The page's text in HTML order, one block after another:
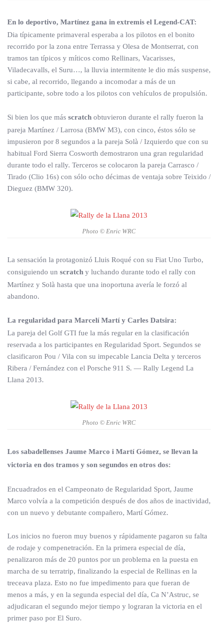
En lo deportivo, Martínez gana in extremis el Legend-CAT:
Dia típicamente primaveral esperaba a los pilotos en el bonito
recorrido por la zona entre Terrassa y Olesa de Montserrat, con
tramos tan típicos y míticos como Rellinars, Vacarisses,
Viladecavalls, el Suru…, la lluvia intermitente le dio más suspense,
si cabe, al recorrido, llegando a incomodar a más de un
participante, sobre todo a los pilotos con vehículos de propulsión.
Si bien los que más scratch obtuvieron durante el rally fueron la
pareja Martínez / Larrosa (BMW M3), con cinco, éstos sólo se
impusieron por 8 segundos a la pareja Solà / Izquierdo que con su
habitual Ford Sierra Cosworth demostraron una gran regularidad
durante todo el rally. Terceros se colocaron la pareja Carrasco /
Tirado (Clio 16s) con sólo ocho décimas de ventaja sobre Teixido /
Dieguez (BMW 320).
Photo © Enric WRC
La sensación la protagonizó Lluis Roqué con su Fiat Uno Turbo,
consiguiendo un scratch y luchando durante todo el rally con
Martínez y Solà hasta que una inoportuna avería le forzó al
abandono.
La regularidad para Marcelí Martí y Carles Datsira:
La pareja del Golf GTI fue la más regular en la clasificación
reservada a los participantes en Regularidad Sport. Segundos se
clasificaron Pou / Vila con su impecable Lancia Delta y terceros
Ribera / Fernández con el Porsche 911 S. — Rally Legend La
Llana 2013.
Photo © Enric WRC
Los sabadellenses Jaume Marco i Martí Gómez, se llevan la
victoria en dos tramos y son segundos en otros dos:
Encuadrados en el Campeonato de Regularidad Sport, Jaume
Marco volvía a la competición después de dos años de inactividad,
con un nuevo y debutante compañero, Martí Gómez.
Los inicios no fueron muy buenos y rápidamente pagaron su falta
de rodaje y compenetración. En la primera especial de día,
penalizaron más de 20 puntos por un problema en la puesta en
marcha de su terratrip, finalizando la especial de Rellinas en la
treceava plaza. Esto no fue impedimento para que fueran de
menos a más, y en la segunda especial del día, Ca N’Astruc, se
adjudicaran el segundo mejor tiempo y lograran la victoria en el
primer paso por El Suro.